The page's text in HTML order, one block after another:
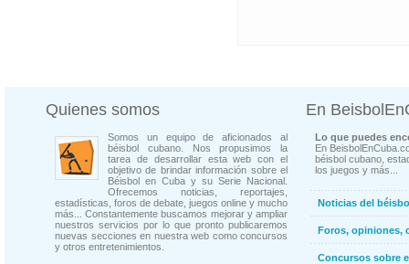
Quienes somos
Somos un equipo de aficionados al
béisbol cubano. Nos propusimos la
tarea de desarrollar esta web con el
objetivo de brindar información sobre el
Béisbol en Cuba y su Serie Nacional.
Ofrecemos noticias, reportajes,
estadísticas, foros de debate, juegos online y mucho
más... Constantemente buscamos mejorar y ampliar
nuestros servicios por lo que pronto publicaremos
nuevas secciones en nuestra web como concursos
y otros entretenimientos.
En
Lo que puedes
En
béisbol cubano,
los juegos y más...
Noticias del
Foros, opiniones,
Concursos sobre